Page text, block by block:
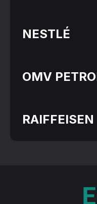
NESTLÉ
OMV
RAIFFEISEN